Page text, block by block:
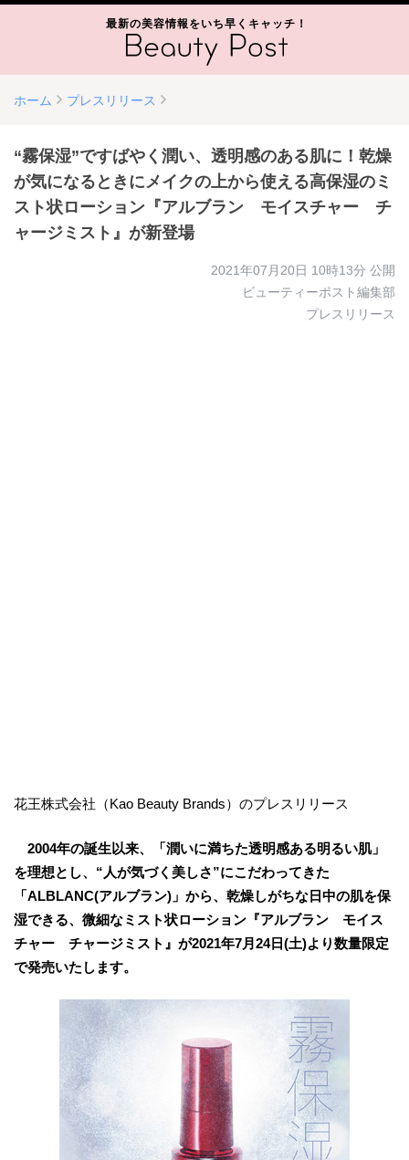
最新の美容情報をいち早くキャッチ！
ホーム プレスリリース
“霧保湿”ですばやく潤い、透明感のある肌に！乾燥
が気になるときにメイクの上から使える高保湿のミ
スト状ローション『アルブラン モイスチャー チ
ャージミスト』が新登場
2021年07月20日 10時13分 公開
ビューティーポスト編集部
プレスリリース
花王株式会社（Kao Beauty Brands）のプレスリリース
2004年の誕生以来、「潤いに満ちた透明感ある明るい肌」
を理想とし、“人が気づく美しさ”にこだわってきた
「ALBLANC(アルブラン)」から、乾燥しがちな日中の肌を保
湿できる、微細なミスト状ローション『アルブラン モイス
チャー チャージミスト』が2021年7月24日(土)より数量限定
で発売いたします。